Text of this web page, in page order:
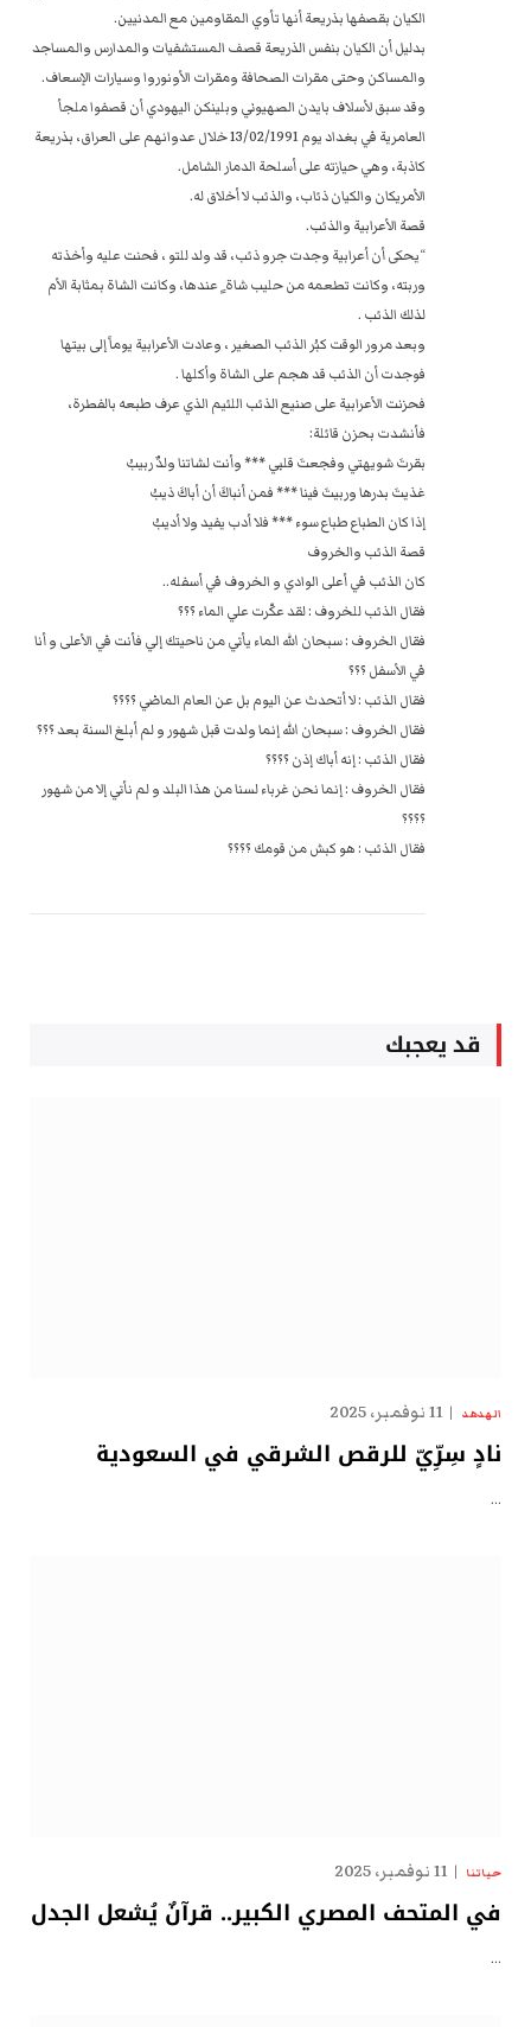
الكيان بقصفها بذريعة أنها تأوي المقاومين مع المدنيين.
بدليل أن الكيان بنفس الذريعة قصف المستشفيات والمدارس والمساجد
والمساكن وحتى مقرات الصحافة ومقرات الأونوروا وسيارات الإسعاف.
وقد سبق لأسلاف بايدن الصهيوني وبلينكن اليهودي أن قصفوا ملجأ
العامرية في بغداد يوم 13/02/1991 خلال عدوانهم على العراق، بذريعة
كاذبة، وهي حيازته على أسلحة الدمار الشامل.
الأمريكان والكيان ذئاب، والذئب لا أخلاق له.
قصة الأعرابية والذئب.
“يحكى أن أعرابية وجدت جرو ذئب، قد ولد للتو ، فحنت عليه وأخذته
وربته، وكانت تطعمه من حليب شاة ٍ عندها، وكانت الشاة بمثابة الأم
لذلك الذئب .
وبعد مرور الوقت كبُر الذئب الصغير ، وعادت الأعرابية يوماً إلى بيتها
فوجدت أن الذئب قد هجم على الشاة وأكلها .
فحزنت الأعرابية على صنيع الذئب اللئيم الذي عرف طبعه بالفطرة،
فأنشدت بحزن قائلة:
بقرتَ شويهتي وفجعتَ قلبي *** وأنت لشاتنا ولدٌ ربيبُ
غذيتَ بدرها وربيتَ فينا *** فمن أنباكَ أن أباكَ ذيبُ
إذا كان الطباع طباع سوء *** فلا أدب يفيد ولا أديبُ
قصة الذئب والخروف
كان الذئب في أعلى الوادي و الخروف في أسفله..
فقال الذئب للخروف : لقد عكّرت علي الماء ؟؟؟
فقال الخروف : سبحان الله الماء يأتي من ناحيتك إلي فأنت في الأعلى و أنا
في الأسفل ؟؟؟
فقال الذئب : لا أتحدث عن اليوم بل عن العام الماضي ؟؟؟؟
فقال الخروف : سبحان الله إنما ولدت قبل شهور و لم أبلغ السنة بعد ؟؟؟
فقال الذئب : إنه أباك إذن ؟؟؟؟
فقال الخروف : إنما نحن غرباء لسنا من هذا البلد و لم نأتي إلا من شهور
؟؟؟؟
فقال الذئب : هو كبش من قومك ؟؟؟؟
قد يعجبك
الهدهد 11 نوفمبر، 2025
نادٍ سِرِّيّ للرقص الشرقي في السعودية
…
حياتنا 11 نوفمبر، 2025
في المتحف المصري الكبير.. قرآنٌ يُشعل الجدل
…